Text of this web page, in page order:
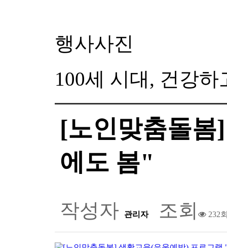
행사사진
100세 시대, 건강
[노인맞춤돌봄
에도 봄"
작성자 관리자 조회 232